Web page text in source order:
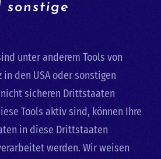
sonstige
unter anderem Tools von
den USA oder sonstigen
sicheren Drittstaaten
Tools aktiv sind, können Ihre
in diese Drittstaaten
werden. Wir weisen